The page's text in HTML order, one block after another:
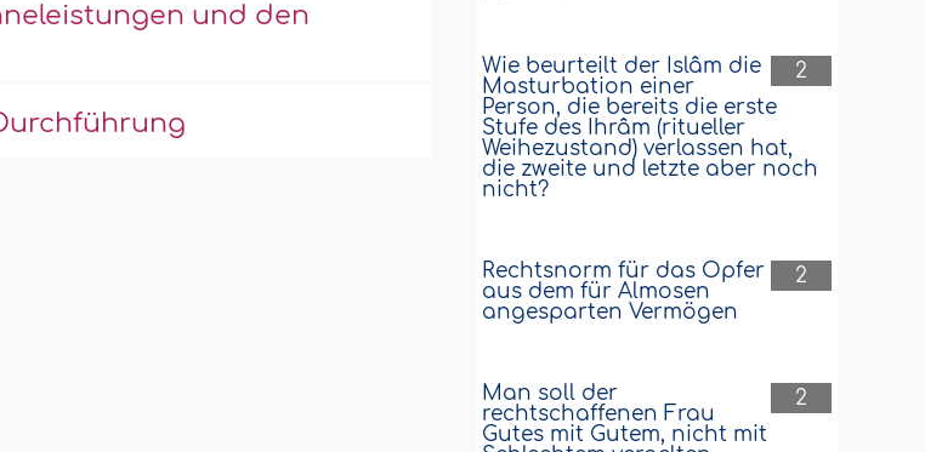
und den
2
Wie beurteilt der Islâm die
Masturbation einer
Person, die bereits die erste
Stufe des Ihrâm (ritueller
Weihezustand) verlassen hat,
die zweite und letzte aber noch
nicht?
2
Rechtsnorm für das Opfer
aus dem für Almosen
angesparten Vermögen
2
Man soll der
rechtschaffenen Frau
Gutes mit Gutem, nicht mit